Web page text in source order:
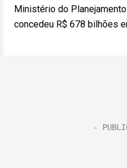
Ministério do
concedeu R$ 678 bilhões